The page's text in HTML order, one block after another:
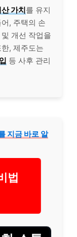
가치를 유지
, 주택의 손
개선 작업을
, 제주도는
등 사후 관리
지금 바로 알
법